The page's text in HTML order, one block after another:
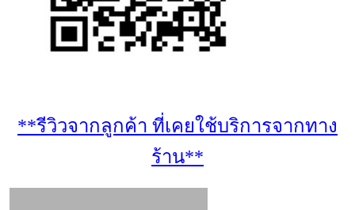
**รีวิวจากลูกค้า ที่เคยใช้บริการจากทาง
ร้าน**